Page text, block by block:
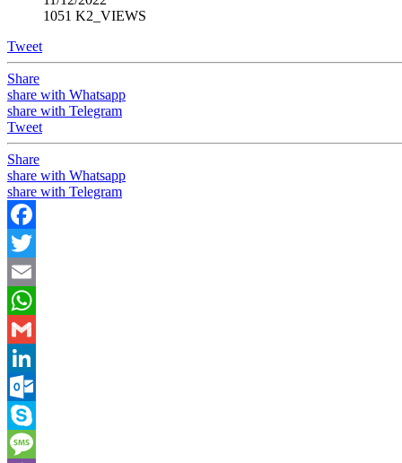
1051 K2_VIEWS
Tweet
Share
share with Whatsapp
share with Telegram
Tweet
Share
share with Whatsapp
share with Telegram
Facebook
Twitter
Email
WhatsApp
Gmail
LinkedIn
Outlook.com
Skype